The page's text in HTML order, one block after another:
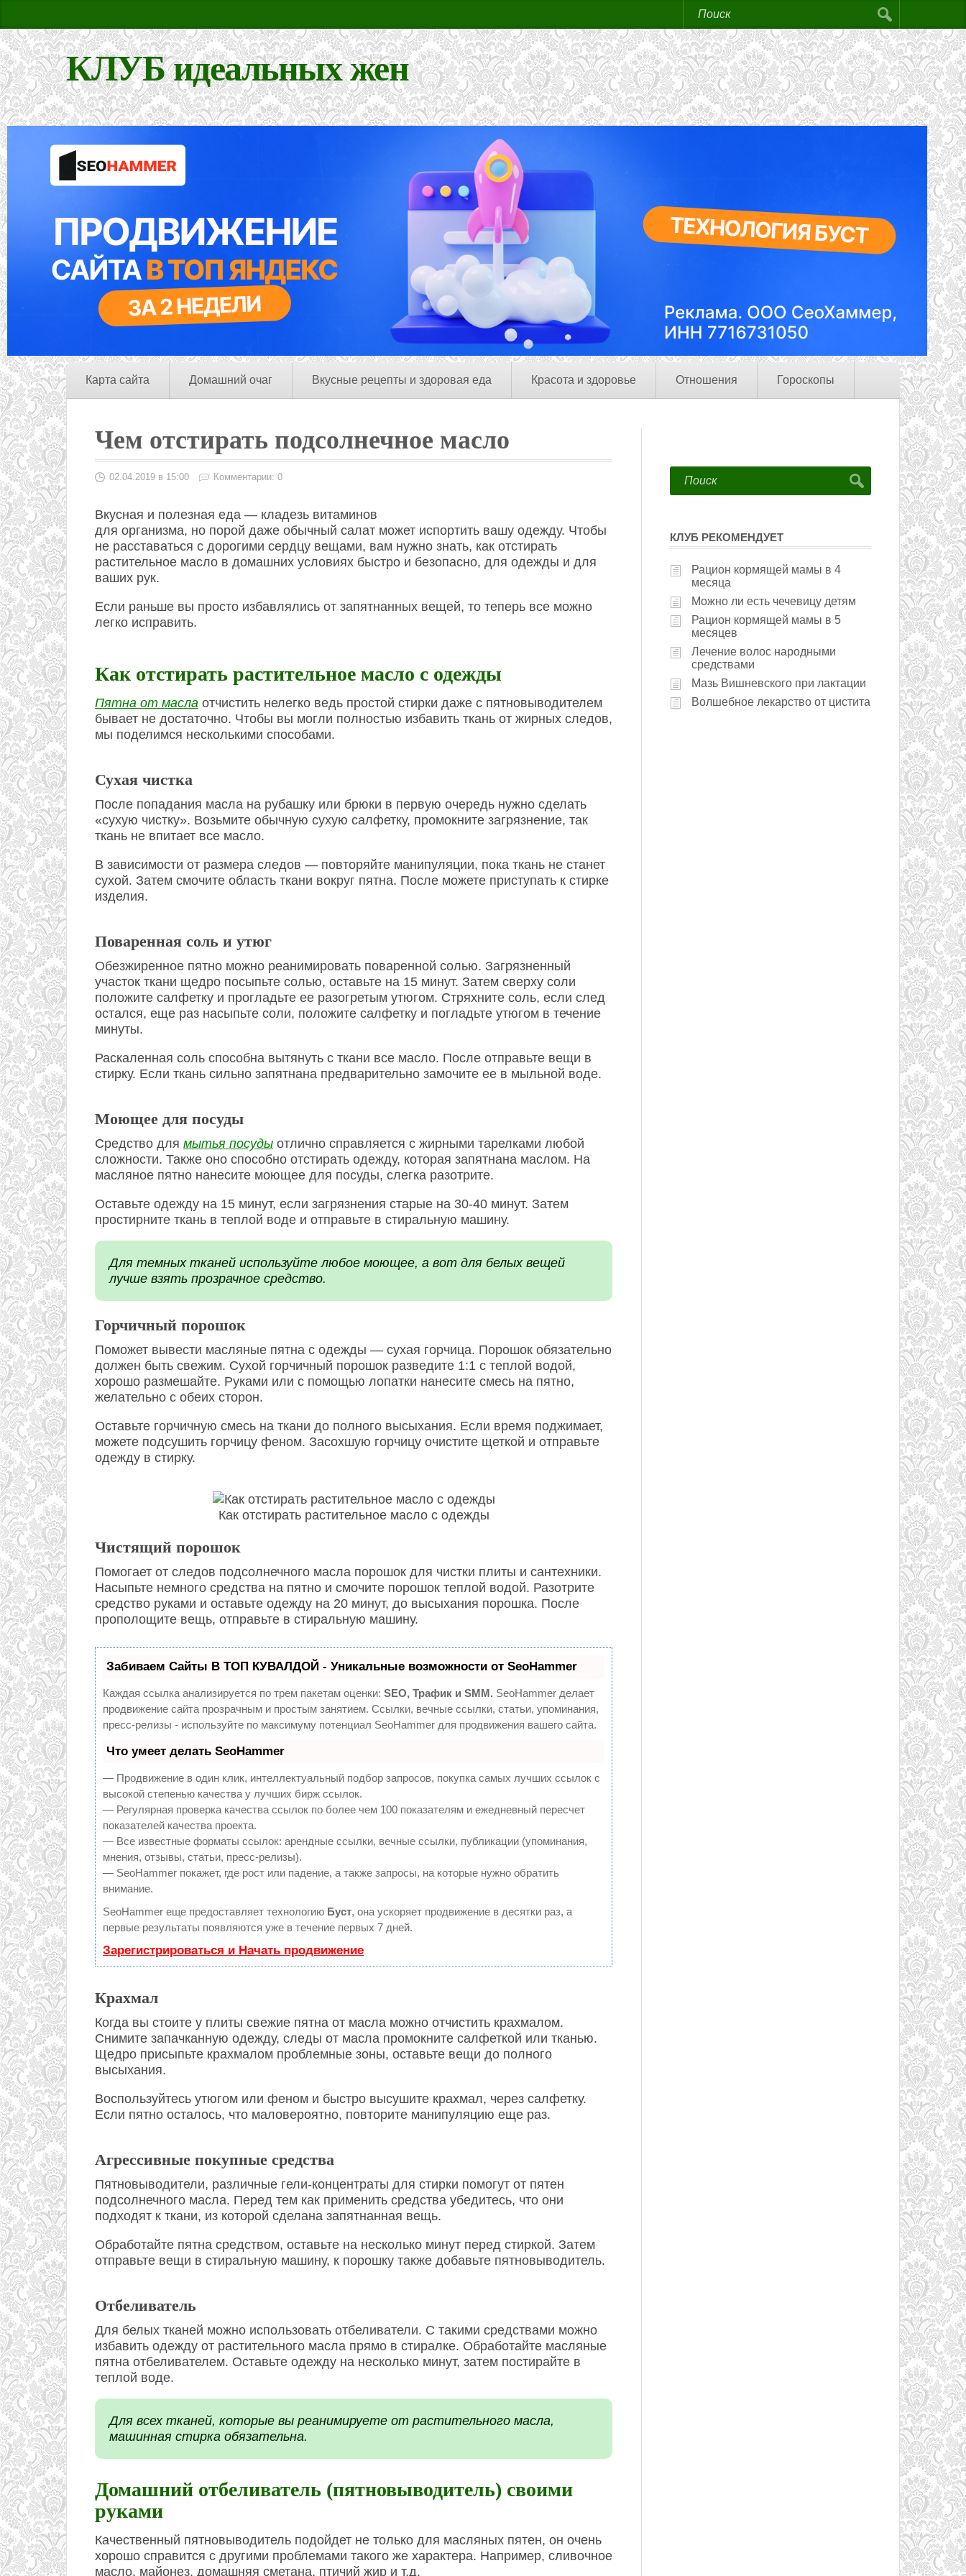
КЛУБ идеальных жен
Карта сайта Домашний очаг Вкусные рецепты и здоровая еда Красота и здоровье Отношения Гороскопы
Чем отстирать подсолнечное масло
02.04.2019 в 15:00 Комментарии: 0
Вкусная и полезная еда — кладезь витаминов
для организма, но порой даже обычный салат может испортить вашу одежду. Чтобы
не расставаться с дорогими сердцу вещами, вам нужно знать, как отстирать
растительное масло в домашних условиях быстро и безопасно, для одежды и для
ваших рук.
Если раньше вы просто избавлялись от запятнанных вещей, то теперь все можно
легко исправить.
Как отстирать растительное масло с одежды
Пятна от масла отчистить нелегко ведь простой стирки даже с пятновыводителем
бывает не достаточно. Чтобы вы могли полностью избавить ткань от жирных следов,
мы поделимся несколькими способами.
Сухая чистка
После попадания масла на рубашку или брюки в первую очередь нужно сделать
«сухую чистку». Возьмите обычную сухую салфетку, промокните загрязнение, так
ткань не впитает все масло.
В зависимости от размера следов — повторяйте манипуляции, пока ткань не станет
сухой. Затем смочите область ткани вокруг пятна. После можете приступать к стирке
изделия.
Поваренная соль и утюг
Обезжиренное пятно можно реанимировать поваренной солью. Загрязненный
участок ткани щедро посыпьте солью, оставьте на 15 минут. Затем сверху соли
положите салфетку и прогладьте ее разогретым утюгом. Стряхните соль, если след
остался, еще раз насыпьте соли, положите салфетку и погладьте утюгом в течение
минуты.
Раскаленная соль способна вытянуть с ткани все масло. После отправьте вещи в
стирку. Если ткань сильно запятнана предварительно замочите ее в мыльной воде.
Моющее для посуды
Средство для мытья посуды отлично справляется с жирными тарелками любой
сложности. Также оно способно отстирать одежду, которая запятнана маслом. На
масляное пятно нанесите моющее для посуды, слегка разотрите.
Оставьте одежду на 15 минут, если загрязнения старые на 30-40 минут. Затем
простирните ткань в теплой воде и отправьте в стиральную машину.
Для темных тканей используйте любое моющее, а вот для белых вещей
лучше взять прозрачное средство.
Горчичный порошок
Поможет вывести масляные пятна с одежды — сухая горчица. Порошок обязательно
должен быть свежим. Сухой горчичный порошок разведите 1:1 с теплой водой,
хорошо размешайте. Руками или с помощью лопатки нанесите смесь на пятно,
желательно с обеих сторон.
Оставьте горчичную смесь на ткани до полного высыхания. Если время поджимает,
можете подсушить горчицу феном. Засохшую горчицу очистите щеткой и отправьте
одежду в стирку.
Как отстирать растительное масло с одежды
Чистящий порошок
Помогает от следов подсолнечного масла порошок для чистки плиты и сантехники.
Насыпьте немного средства на пятно и смочите порошок теплой водой. Разотрите
средство руками и оставьте одежду на 20 минут, до высыхания порошка. После
прополощите вещь, отправьте в стиральную машину.
Забиваем Сайты В ТОП КУВАЛДОЙ - Уникальные возможности от SeoHammer
Каждая ссылка анализируется по трем пакетам оценки: SEO, Трафик и SMM. SeoHammer делает
продвижение сайта прозрачным и простым занятием. Ссылки, вечные ссылки, статьи, упоминания,
пресс-релизы - используйте по максимуму потенциал SeoHammer для продвижения вашего сайта.
Что умеет делать SeoHammer
— Продвижение в один клик, интеллектуальный подбор запросов, покупка самых лучших ссылок с
высокой степенью качества у лучших бирж ссылок.
— Регулярная проверка качества ссылок по более чем 100 показателям и ежедневный пересчет
показателей качества проекта.
— Все известные форматы ссылок: арендные ссылки, вечные ссылки, публикации (упоминания,
мнения, отзывы, статьи, пресс-релизы).
— SeoHammer покажет, где рост или падение, а также запросы, на которые нужно обратить
внимание.
SeoHammer еще предоставляет технологию Буст, она ускоряет продвижение в десятки раз, а
первые результаты появляются уже в течение первых 7 дней.
Зарегистрироваться и Начать продвижение
Крахмал
Когда вы стоите у плиты свежие пятна от масла можно отчистить крахмалом.
Снимите запачканную одежду, следы от масла промокните салфеткой или тканью.
Щедро присыпьте крахмалом проблемные зоны, оставьте вещи до полного
высыхания.
Воспользуйтесь утюгом или феном и быстро высушите крахмал, через салфетку.
Если пятно осталось, что маловероятно, повторите манипуляцию еще раз.
Агрессивные покупные средства
Пятновыводители, различные гели-концентраты для стирки помогут от пятен
подсолнечного масла. Перед тем как применить средства убедитесь, что они
подходят к ткани, из которой сделана запятнанная вещь.
Обработайте пятна средством, оставьте на несколько минут перед стиркой. Затем
отправьте вещи в стиральную машину, к порошку также добавьте пятновыводитель.
Отбеливатель
Для белых тканей можно использовать отбеливатели. С такими средствами можно
избавить одежду от растительного масла прямо в стиралке. Обработайте масляные
пятна отбеливателем. Оставьте одежду на несколько минут, затем постирайте в
теплой воде.
Для всех тканей, которые вы реанимируете от растительного масла,
машинная стирка обязательна.
Домашний отбеливатель (пятновыводитель) своими
руками
Качественный пятновыводитель подойдет не только для масляных пятен, он очень
хорошо справится с другими проблемами такого же характера. Например, сливочное
масло, майонез, домашняя сметана, птичий жир и т.д.
КЛУБ РЕКОМЕНДУЕТ
Рацион кормящей мамы в 4
месяца
Можно ли есть чечевицу детям
Рацион кормящей мамы в 5
месяцев
Лечение волос народными
средствами
Мазь Вишневского при лактации
Волшебное лекарство от цистита